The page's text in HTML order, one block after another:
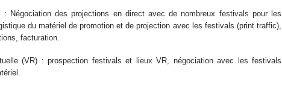
: Négociation des projections en direct avec de nombreux festivals pour les
du matériel de promotion et de projection avec les festivals (print traffic),
facturation.
(VR) : prospection festivals et lieux VR, négociation avec les festivals